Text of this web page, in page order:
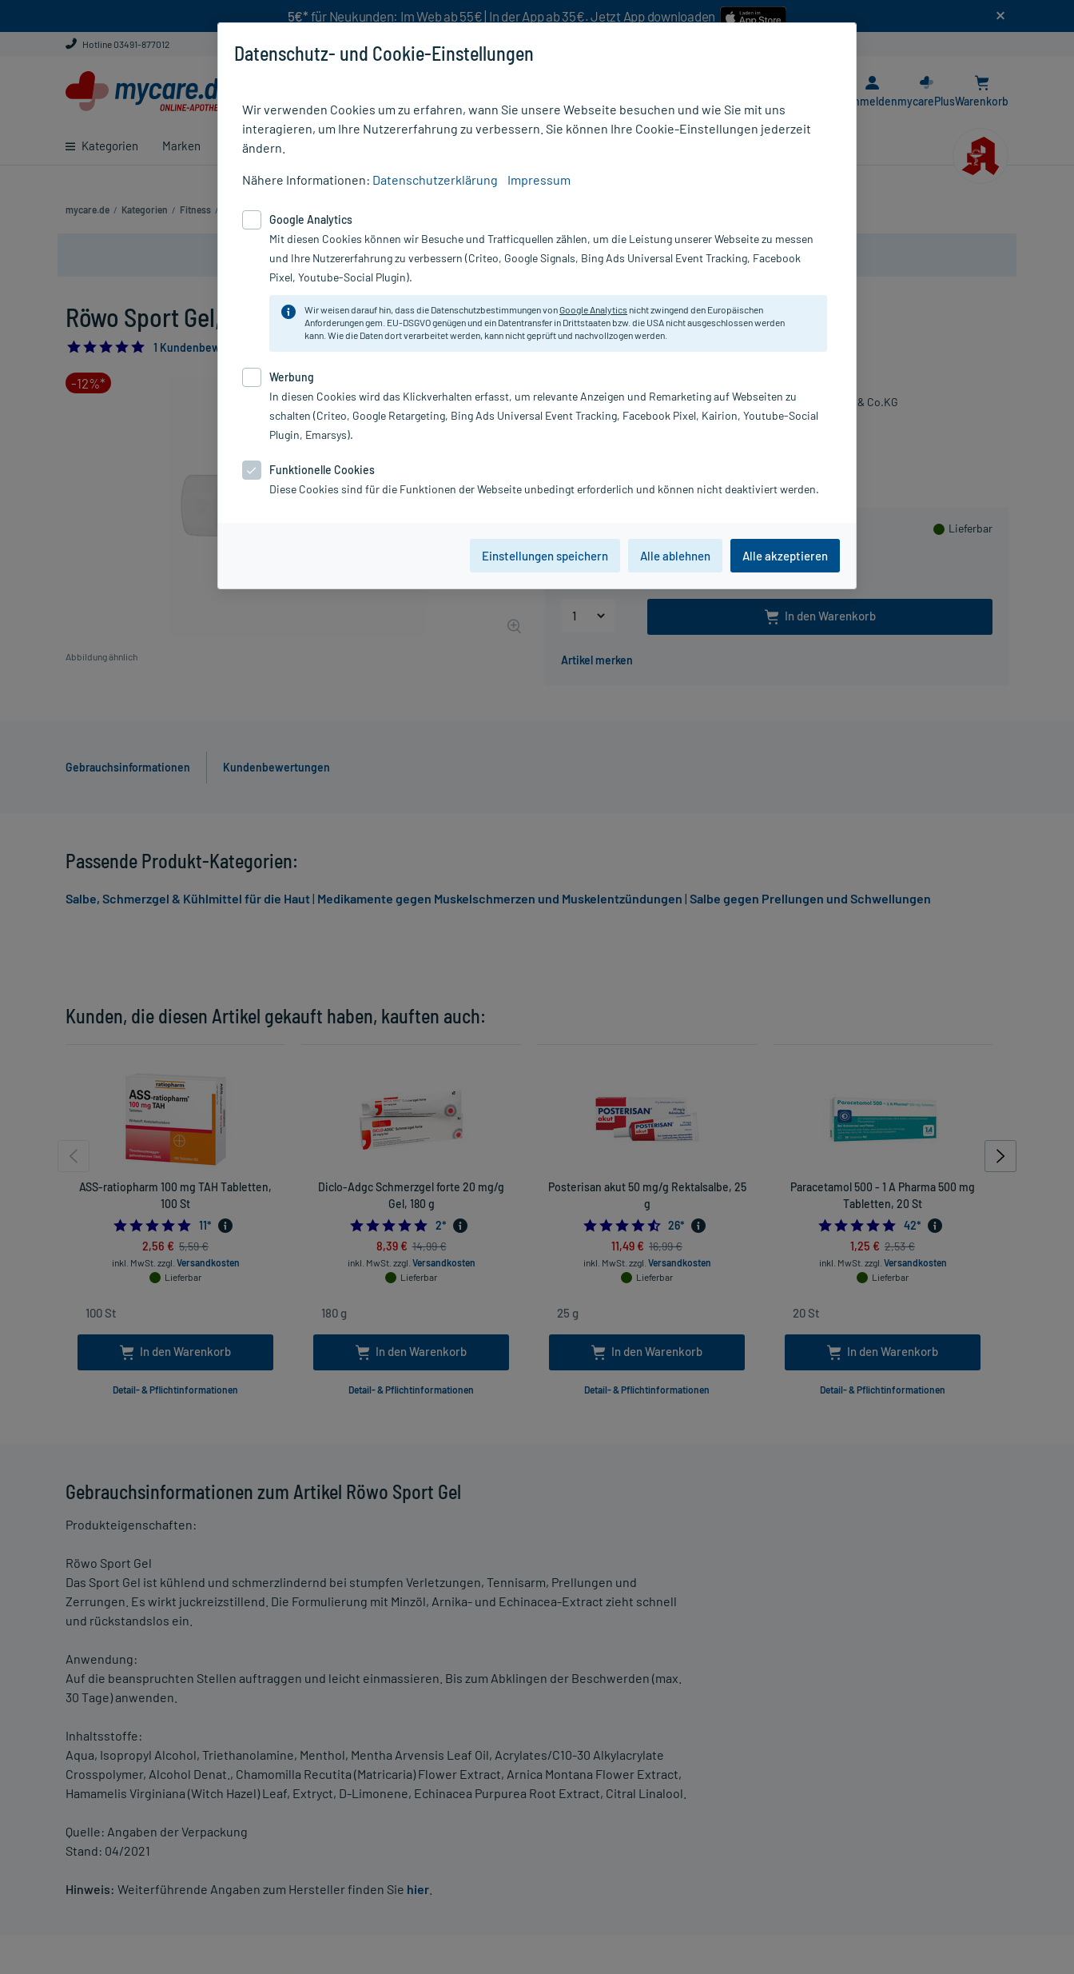
5€* für Neukunden: Im Web ab 55€ | In der App ab 35€. Jetzt App downloaden
Hotline 03491-877012
Kategorien Marken Ratgeber
AnmeldenmycarePlusWarenkorb
mycare.de / Kategorien / Fitness / Kühlen & Hilfe
Nur für kurze Zeit:Gratis-Versand* ab 19€ Mindestbestellwert!
Röwo Sport Gel, 200 ml
5.0
1 Kundenbewertung*
-12%*
Abbildung ähnlich
Grundpreis: 87,15 € / l
Lieferbar
100 ml 200 ml
In den Warenkorb
Sport-Gel.
Darreichung:
Gel
Hersteller:
Ferdinand Eimermacher GmbH & Co.KG
Gebrauchsinformationen Kundenbewertungen
Gebrauchsinformationen zum Artikel Röwo Sport Gel
Produkteigenschaften:
Röwo Sport Gel
Das Sport Gel ist kühlend und schmerzlindernd bei stumpfen Verletzungen, Tennisarm, Prellungen und
Zerrungen. Es wirkt juckreizstillend. Die Formulierung mit Minzöl, Arnika- und Echinacea-Extract zieht schnell
und rückstandslos ein.
Anwendung:
Auf die beanspruchten Stellen auftraggen und leicht einmassieren. Bis zum Abklingen der Beschwerden (max.
30 Tage) anwenden.
Inhaltsstoffe:
Aqua, Isopropyl Alcohol, Triethanolamine, Menthol, Mentha Arvensis Leaf Oil, Acrylates/C10-30 Alkylacrylate
Crosspolymer, Alcohol Denat., Chamomilla Recutita (Matricaria) Flower Extract, Arnica Montana Flower Extract,
Hamamelis Virginiana (Witch Hazel) Leaf, Extryct, D-Limonene, Echinacea Purpurea Root Extract, Citral Linalool.
Quelle: Angaben der Verpackung
Stand: 04/2021
Hinweis: Weiterführende Angaben zum Hersteller finden Sie hier
Kunden, die diesen Artikel gekauft haben, kauften auch:
ASS-ratiopharm 100 mg TAH Tabletten,
100 St
4.909090909090909
11*
2,56 € 5,59 €
inkl. MwSt. zzgl. Versandkosten
Lieferbar
In den Warenkorb
Detail- & Pflichtinformationen
Diclo-Adgc Schmerzgel forte 20 mg/g
Gel, 180 g
5.0
2*
8,39 € 14,99 €
inkl. MwSt. zzgl. Versandkosten
Lieferbar
In den Warenkorb
Detail- & Pflichtinformationen
Posterisan akut 50 mg/g Rektalsalbe, 25
g
4.538461538461538
26*
11,49 € 16,99 €
inkl. MwSt. zzgl. Versandkosten
Lieferbar
In den Warenkorb
Detail- & Pflichtinformationen
Paracetamol 500 - 1 A Pharma 500 mg
Tabletten, 20 St
4.833333333333333
42*
1,25 € 2,53 €
inkl. MwSt. zzgl. Versandkosten
Lieferbar
In den Warenkorb
Detail- & Pflichtinformationen
Passende Produkt-Kategorien:
Salbe, Schmerzgel & Kühlmittel für die Haut| Medikamente gegen Muskelschmerzen und Muskelentzündungen | Salbe gegen Prellungen und Schwellungen
Datenschutz- und Cookie-Einstellungen
Wir verwenden Cookies um zu erfahren, wann Sie unsere Webseite besuchen und wie Sie mit uns
interagieren, um Ihre Nutzererfahrung zu verbessern. Sie können Ihre Cookie-Einstellungen jederzeit
ändern.
Nähere Informationen: Datenschutzerklärung Impressum
Google Analytics
Mit diesen Cookies können wir Besuche und Trafficquellen zählen, um die Leistung unserer Webseite zu messen
und Ihre Nutzererfahrung zu verbessern (Criteo, Google Signals, Bing Ads Universal Event Tracking, Facebook
Pixel, Youtube-Social Plugin).
Wir weisen darauf hin, dass die Datenschutzbestimmungen vonGoogle Analytics nicht zwingend den Europäischen
Anforderungen gem. EU-DSGVO genügen und ein Datentransfer in Drittstaaten bzw. die USA nicht ausgeschlossen werden
kann. Wie die Daten dort verarbeitet werden, kann nicht geprüft und nachvollzogen werden.
Werbung
In diesen Cookies wird das Klickverhalten erfasst, um relevante Anzeigen und Remarketing auf Webseiten zu
schalten (Criteo, Google Retargeting, Bing Ads Universal Event Tracking, Facebook Pixel, Kairion, Youtube-Social
Plugin, Emarsys).
Funktionelle Cookies
Diese Cookies sind für die Funktionen der Webseite unbedingt erforderlich und können nicht deaktiviert werden.
Einstellungen speichern Alle ablehnen Alle akzeptieren